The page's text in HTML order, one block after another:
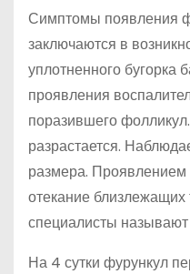
Симптомы появления
заключаются в
уплотненного бугорка
проявления
поразившего
разрастается.
размера. Проявлением
отекание
специалисты
На 4 сутки фурункул